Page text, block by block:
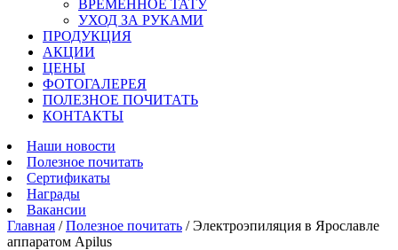
ВРЕМЕННОЕ ТАТУ
УХОД ЗА РУКАМИ
ПРОДУКЦИЯ
АКЦИИ
ЦЕНЫ
ФОТОГАЛЕРЕЯ
ПОЛЕЗНОЕ ПОЧИТАТЬ
КОНТАКТЫ
Наши новости
Полезное почитать
Сертификаты
Награды
Вакансии
Главная /Полезное почитать /Электроэпиляция в Ярославле
аппаратом Аpilus